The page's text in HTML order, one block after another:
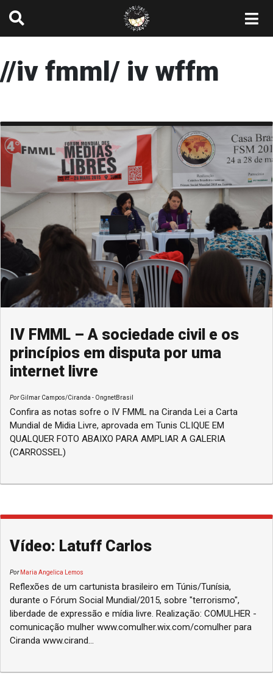
//iv fmml/ iv wffm
IV FMML – A sociedade civil e os
princípios em disputa por uma
internet livre
PorGilmar Campos/Ciranda - OngnetBrasil
Confira as notas sofre o IV FMML na Ciranda Lei a Carta
Mundial de Midia Livre, aprovada em Tunis CLIQUE EM
QUALQUER FOTO ABAIXO PARA AMPLIAR A GALERIA
(CARROSSEL)
Vídeo: Latuff Carlos
PorMaria Angelica Lemos
Reflexões de um cartunista brasileiro em Túnis/Tunísia,
durante o Fórum Social Mundial/2015, sobre "terrorismo",
liberdade de expressão e mídia livre. Realização: COMULHER -
comunicação mulher www.comulher.wix.com/comulher para
Ciranda www.cirand...